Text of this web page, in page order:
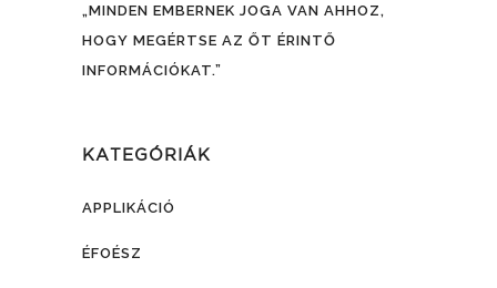
„MINDEN EMBERNEK JOGA VAN AHHOZ,
HOGY MEGÉRTSE AZ ŐT ÉRINTŐ
INFORMÁCIÓKAT.”
KATEGÓRIÁK
APPLIKÁCIÓ
ÉFOÉSZ